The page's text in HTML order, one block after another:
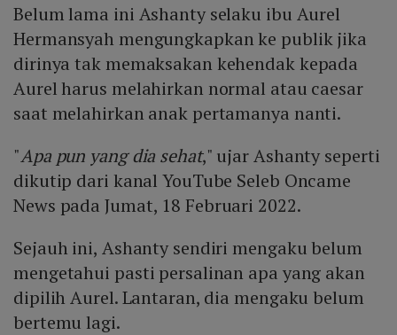
Belum lama ini Ashanty selaku ibu Aurel
Hermansyah mengungkapkan ke publik jika
dirinya tak memaksakan kehendak kepada
Aurel harus melahirkan normal atau caesar
saat melahirkan anak pertamanya nanti.
"Apa pun yang dia sehat," ujar Ashanty seperti
dikutip dari kanal YouTube Seleb Oncame
News pada Jumat, 18 Februari 2022.
Sejauh ini, Ashanty sendiri mengaku belum
mengetahui pasti persalinan apa yang akan
dipilih Aurel. Lantaran, dia mengaku belum
bertemu lagi.